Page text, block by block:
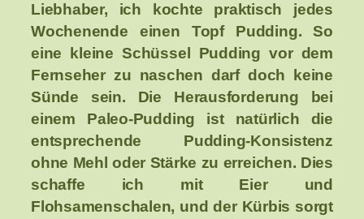
Liebhaber, ich kochte praktisch jedes
Wochenende einen Topf Pudding. So
eine kleine Schüssel Pudding vor dem
Fernseher zu naschen darf doch keine
Sünde sein. Die Herausforderung bei
einem Paleo-Pudding ist natürlich die
entsprechende Pudding-Konsistenz
ohne Mehl oder Stärke zu erreichen. Dies
schaffe ich mit Eier und
Flohsamenschalen, und der Kürbis sorgt